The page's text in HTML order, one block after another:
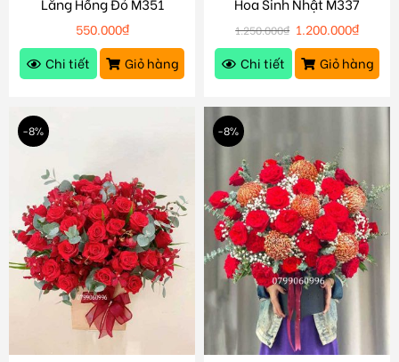
550.000₫
Chi tiết
Giỏ hàng
1.250.000₫ 1.200.000₫
Chi tiết
Giỏ hàng
-8% -8%